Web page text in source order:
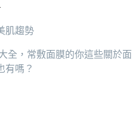
肌趨勢
全，常敷面膜的你這些關於面
有嗎？